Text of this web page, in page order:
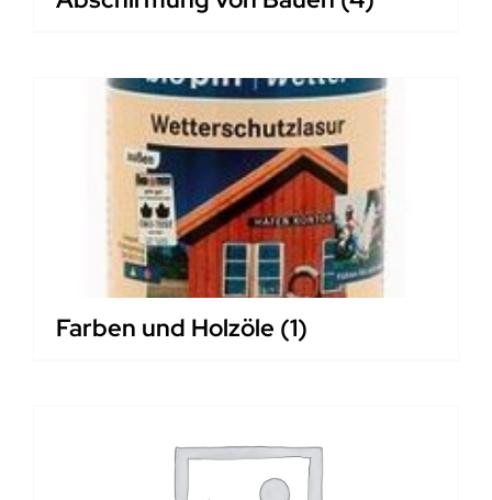
Farben und Holzöle (1)